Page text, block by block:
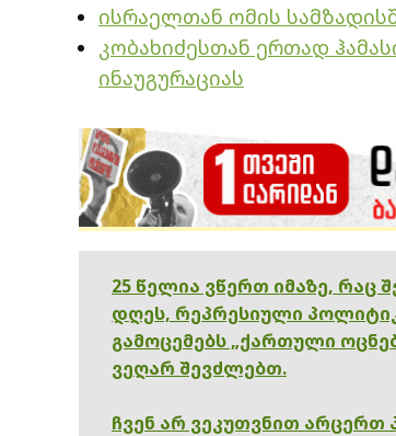
ისრაელთან ომის
კობახიძესთან ერთად
ინაუგურაციას
25 წელია ვწერთ იმაზე, რაც
დღეს, რეპრესიული
გამოცემებს „ქართული
ვეღარ შევძლებთ.
ჩვენ არ ვეკუთვნით არცერთ